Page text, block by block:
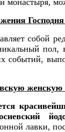
Господня
собой
событий,
лавки,